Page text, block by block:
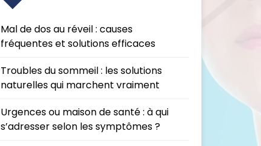
Mal de dos au réveil : causes
fréquentes et solutions efficaces
Troubles du sommeil : les solutions
naturelles qui marchent vraiment
Urgences ou maison de santé : à qui
s’adresser selon les symptômes ?